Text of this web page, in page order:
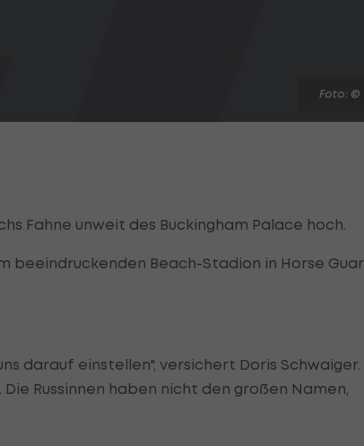
Foto: ©
Fahne unweit des Buckingham Palace hoch.
beeindruckenden Beach-Stadion in Horse
darauf einstellen", versichert Doris Schwaiger.
Russinnen haben nicht den großen Namen,